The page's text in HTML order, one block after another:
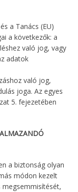
a Tanács (EU)
a következők: a
való jog, vagy
adatok
való jog,
joga. Az egyes
5. fejezetében
a biztonság olyan
módon kezelt
megsemmisítését,